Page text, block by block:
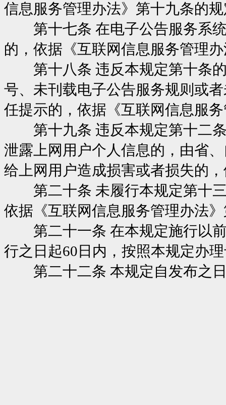
信息服务管理办法》第十九条的
第十七条 在电子公告服务系统
的，依据《互联网信息服务管理
第十八条 违反本规定第十条的
号、未刊载电子公告服务规则或
任提示的，依据《互联网信息服
第十九条 违反本规定第十二条
泄露上网用户个人信息的，由省
给上网用户造成损害或者损失的
第二十条 未履行本规定第十三
依据《互联网信息服务管理办法
第二十一条 在本规定施行以前
行之日起60日内，按照本规定办
第二十二条 本规定自发布之